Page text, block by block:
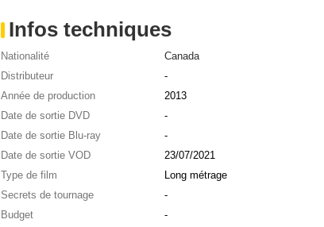
Infos techniques
Nationalité
Canada
Distributeur
-
Année de production
2013
Date de sortie DVD
-
Date de sortie Blu-ray
-
Date de sortie VOD
23/07/2021
Type de film
Long métrage
Secrets de tournage
-
Budget
-